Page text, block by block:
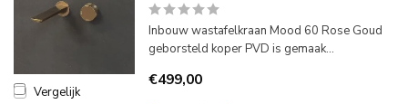
Vergelijk
Inbouw wastafelkraan Mood 60 Rose Goud
geborsteld koper PVD is gemaak...
€499,00